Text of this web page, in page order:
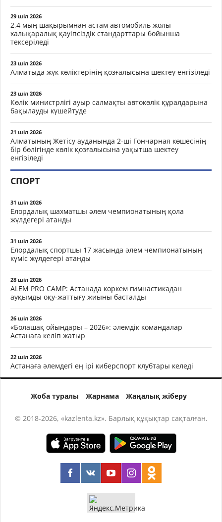
29 шіл 2026
2,4 мың шақырымнан астам автомобиль жолы
халықаралық қауіпсіздік стандарттары бойынша
тексеріледі
23 шіл 2026
Алматыда жүк көліктерінің қозғалысына шектеу енгізіледі
23 шіл 2026
Көлік министрлігі ауыр салмақты автокөлік құралдарына
бақылауды күшейтуде
21 шіл 2026
Алматының Жетісу ауданында 2-ші Гончарная көшесінің
бір бөлігінде көлік қозғалысына уақытша шектеу
енгізіледі
СПОРТ
31 шіл 2026
Елордалық шахматшы әлем чемпионатының қола
жүлдегері атанды
31 шіл 2026
Елордалық спортшы 17 жасында әлем чемпионатының
күміс жүлдегері атанды
28 шіл 2026
ALEM PRO CAMP: Астанада көркем гимнастикадан
ауқымды оқу-жаттығу жиыны басталды
26 шіл 2026
«Болашақ ойындары – 2026»: әлемдік командалар
Астанаға келіп жатыр
22 шіл 2026
Астанаға әлемдегі ең ірі киберспорт клубтары келеді
Жоба туралы Жарнама Жаңалық жіберу
© 2018-2026, «kazlenta.kz». Барлық құқықтар сақталған.